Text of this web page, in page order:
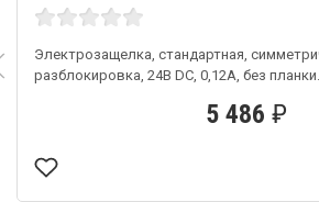
Электрозащелка, стандартная,
разблокировка, 24В DC, 0,12А, без планки.
5 486 ₽